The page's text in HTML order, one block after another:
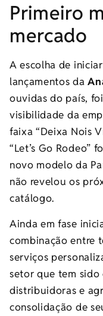
Primeiro
mercado
A escolha de
lançamentos da
ouvidas do país,
visibilidade da
faixa “Deixa Nois
“Let’s Go Rodeo”
novo modelo da
não revelou os
catálogo.
Ainda em fase
combinação entre
serviços
setor que tem
distribuidoras e
consolidação de